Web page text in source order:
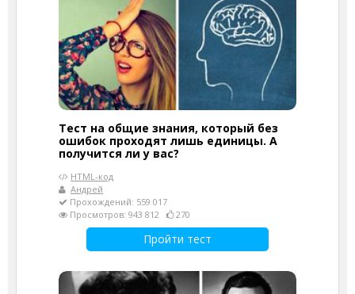
Тест на общие знания, который без
ошибок проходят лишь единицы. А
получится ли у вас?
HTML-код
Андрей
Прохождений: 559 017
Просмотров: 943 812
270
Пройти тест